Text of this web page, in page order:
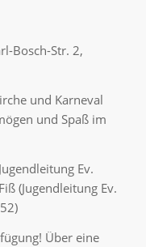
Bosch-Str. 2,
und Karneval
und Spaß im
Ev.
(Jugendleitung Ev.
Über eine